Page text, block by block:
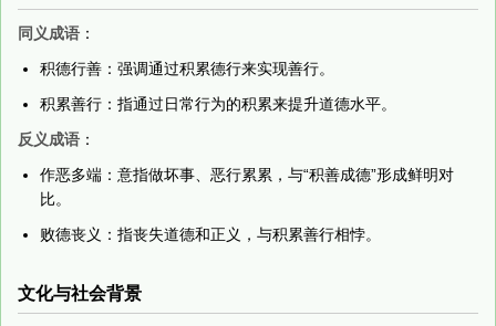
同义成语 ：
积德行善：强调通过积累德行来实现善行。
积累善行：指通过日常行为的积累来提升道德水平。
反义成语 ：
作恶多端：意指做坏事、恶行累累，与“积善成德”形成鲜明对
比。
败德丧义：指丧失道德和正义，与积累善行相悖。
文化与社会背景